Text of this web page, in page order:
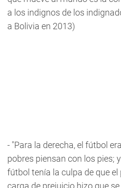
a los indignos de los
a Bolivia en 2013)
- "Para la derecha, el fútbol
pobres piensan con los pies;
fútbol tenía la culpa de que el
carga de prejuicio hizo que